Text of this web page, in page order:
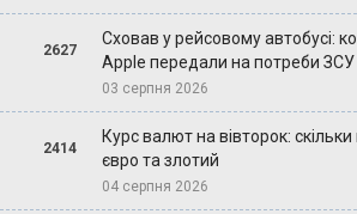
2627
Сховав у рейсовому автобусі:
Apple передали на потреби ЗСУ
03 серпня 2026
2414
Курс валют на вівторок:
євро та злотий
04 серпня 2026